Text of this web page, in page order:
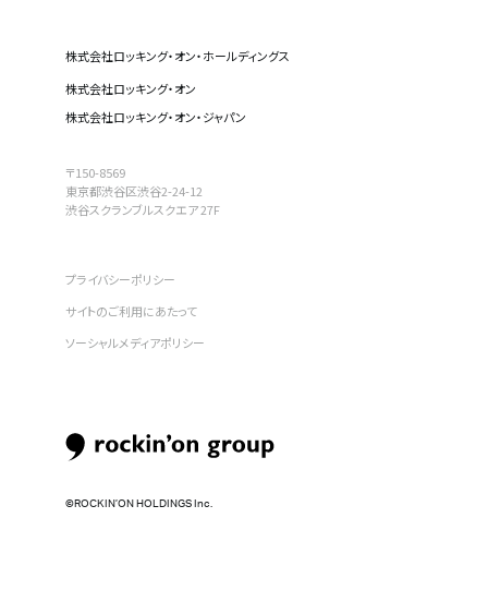
株式会社ロッキング・オン・ホールディングス
株式会社ロッキング・オン
株式会社ロッキング・オン・ジャパン
〒150-8569
東京都渋谷区渋谷2-24-12
渋谷スクランブルスクエア 27F
プライバシーポリシー
サイトのご利用にあたって
ソーシャルメディアポリシー
©︎ROCKIN’ON HOLDINGS Inc.